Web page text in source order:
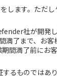
します。ただ
社が開発
満了まで、お客
間満了前にお
るものではあり